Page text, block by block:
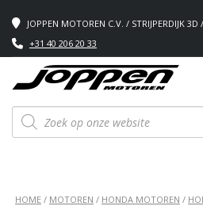
JOPPEN MOTOREN C.V. / STRIJPERDIJK
+31 40 206 20 33
Producten
zoeken
HOME / MOTOREN / HONDA MOTOREN /